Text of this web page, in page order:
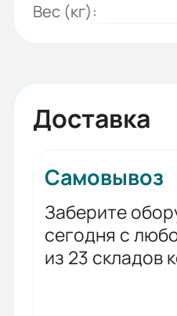
Вес (кг):
Доставка
Самовывоз
Заберите
сегодня с
из 23 складов